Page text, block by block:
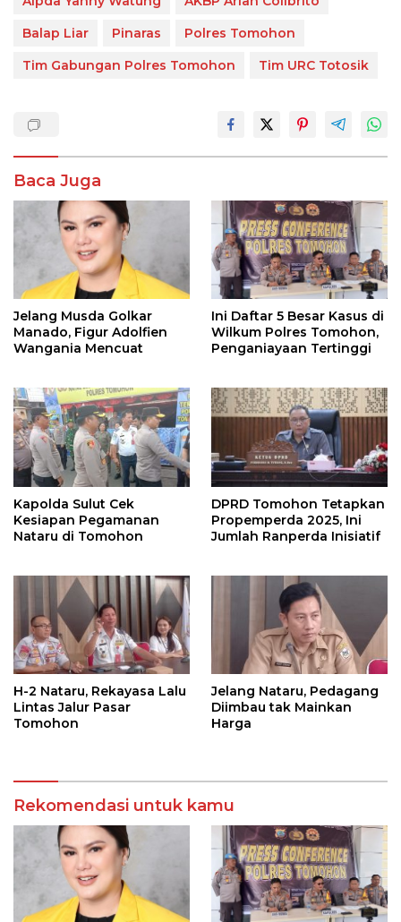
Balap Liar
Pinaras
Polres Tomohon
Tim Gabungan Polres Tomohon
Tim URC Totosik
Baca Juga
Jelang Musda Golkar
Manado, Figur Adolfien
Wangania Mencuat
Ini Daftar 5 Besar Kasus di
Wilkum Polres Tomohon,
Penganiayaan Tertinggi
Kapolda Sulut Cek
Kesiapan Pegamanan
Nataru di Tomohon
DPRD Tomohon Tetapkan
Propemperda 2025, Ini
Jumlah Ranperda Inisiatif
H-2 Nataru, Rekayasa Lalu
Lintas Jalur Pasar
Tomohon
Jelang Nataru, Pedagang
Diimbau tak Mainkan
Harga
Rekomendasi untuk kamu